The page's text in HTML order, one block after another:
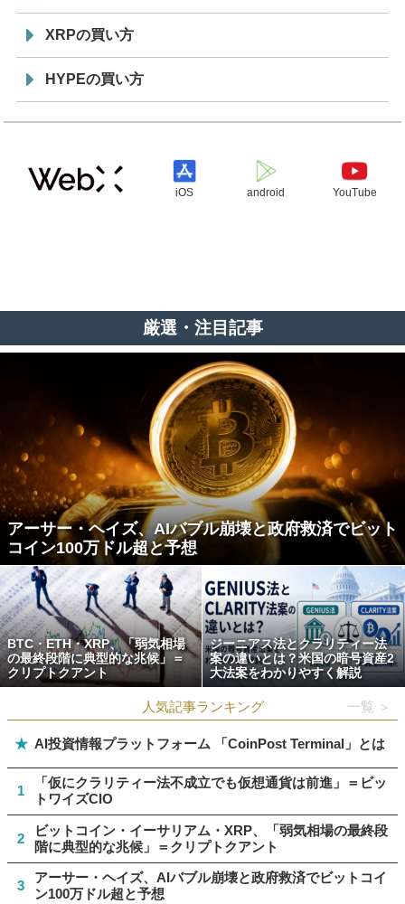
XRPの買い方
HYPEの買い方
iOS android YouTube
厳選・注目記事
アーサー・ヘイズ、AIバブル崩壊と政府救済でビット
コイン100万ドル超と予想
BTC・ETH・XRP、「弱気相場
の最終段階に典型的な兆候」＝
クリプトクアント
ジーニアス法とクラリティー法
案の違いとは？米国の暗号資産2
大法案をわかりやすく解説
人気記事ランキング 一覧 ＞
★ AI投資情報プラットフォーム 「CoinPost Terminal」とは
1
「仮にクラリティー法不成立でも仮想通貨は前進」＝ビッ
トワイズCIO
2
ビットコイン・イーサリアム・XRP、「弱気相場の最終段
階に典型的な兆候」＝クリプトクアント
3
アーサー・ヘイズ、AIバブル崩壊と政府救済でビットコイ
ン100万ドル超と予想